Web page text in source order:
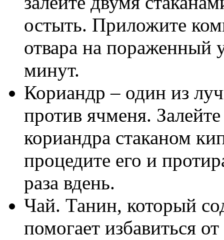
остыть. Приложите
отвара на пораженный
минут.
Кориандр – один из
против ячменя.
кориандра стаканом
процедите его и
раза вдень.
Чай. Танин, который
помогает избавиться